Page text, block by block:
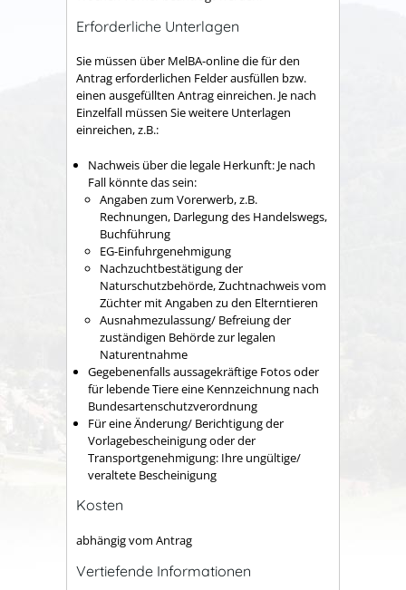
Erforderliche Unterlagen
Sie müssen über MelBA-online die für den
Antrag erforderlichen Felder ausfüllen bzw.
einen ausgefüllten Antrag einreichen. Je nach
Einzelfall müssen Sie weitere Unterlagen
einreichen, z.B.:
Nachweis über die legale Herkunft: Je nach
Fall könnte das sein:
Angaben zum Vorerwerb, z.B.
Rechnungen, Darlegung des Handelswegs,
Buchführung
EG-Einfuhrgenehmigung
Nachzuchtbestätigung der
Naturschutzbehörde, Zuchtnachweis vom
Züchter mit Angaben zu den Elterntieren
Ausnahmezulassung/ Befreiung der
zuständigen Behörde zur legalen
Naturentnahme
Gegebenenfalls aussagekräftige Fotos oder
für lebende Tiere eine Kennzeichnung nach
Bundesartenschutzverordnung
Für eine Änderung/ Berichtigung der
Vorlagebescheinigung oder der
Transportgenehmigung: Ihre ungültige/
veraltete Bescheinigung
Kosten
abhängig vom Antrag
Vertiefende Informationen